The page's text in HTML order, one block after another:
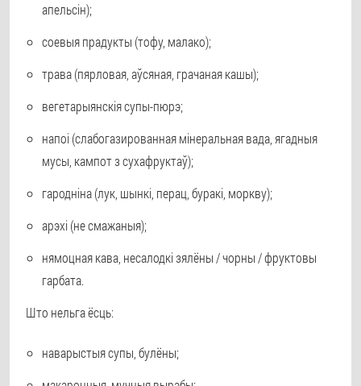
апельсін);
соевыя прадукты (тофу, малако);
трава (пярловая, аўсяная, грачаная кашы);
вегетарыянскія супы-пюрэ;
напоі (слабогазированная мінеральная вада, ягадныя
мусы, кампот з сухафруктаў);
гародніна (лук, шынкі, перац, буракі, моркву);
арэхі (не смажаныя);
нямоцная кава, несалодкі зялёны / чорны / фруктовы
гарбата.
Што нельга ёсць:
наварыстыя супы, булёны;